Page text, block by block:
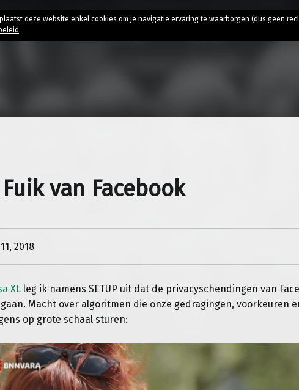
van Facebook
2018
XLleg ik namens SETUP uit dat de privacyschendingen van
Macht over algoritmen die onze gedragingen, voorkeuren
op grote schaal sturen:
deze website enkel cookies om je navigatie ervaring te waarborgen (dus geen